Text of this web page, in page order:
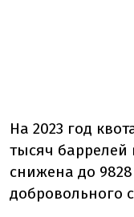
На 2023 год
тысяч баррелей
снижена до
добровольного